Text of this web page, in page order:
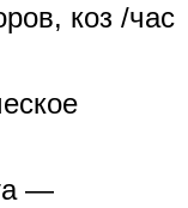
коз /час
—